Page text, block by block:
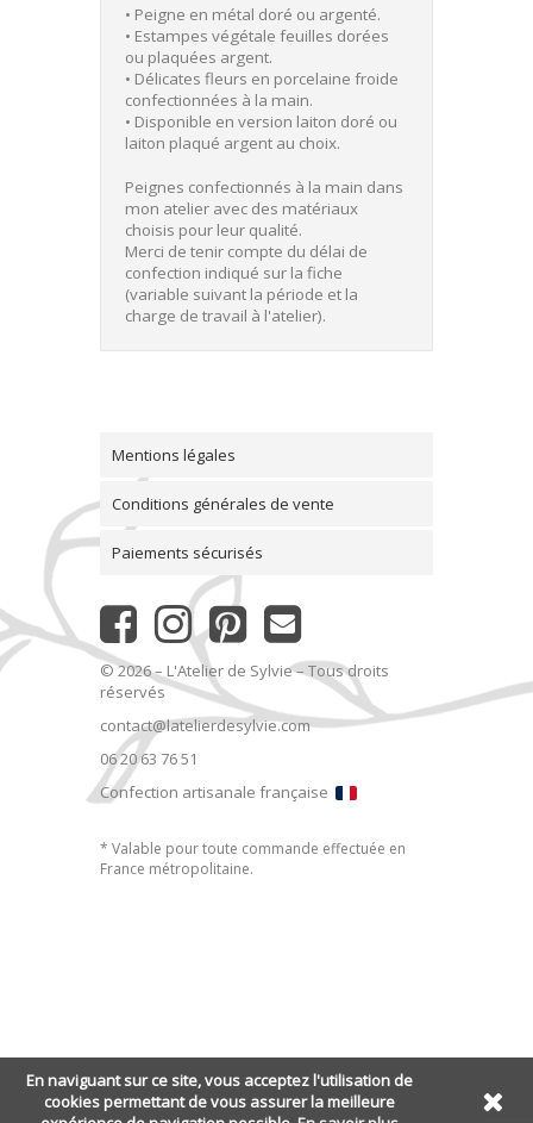
• Peigne en métal doré ou argenté.
• Estampes végétale feuilles dorées
ou plaquées argent.
• Délicates fleurs en porcelaine froide
confectionnées à la main.
• Disponible en version laiton doré ou
laiton plaqué argent au choix.
Peignes confectionnés à la main dans
mon atelier avec des matériaux
choisis pour leur qualité.
Merci de tenir compte du délai de
confection indiqué sur la fiche
(variable suivant la période et la
charge de travail à l'atelier).
Mentions légales
Conditions générales de vente
Paiements sécurisés
© 2026 – L'Atelier de Sylvie – Tous droits
réservés
contact@latelierdesylvie.com
06 20 63 76 51
Confection artisanale française
* Valable pour toute commande effectuée en
France métropolitaine.
En naviguant sur ce site, vous acceptez l'utilisation de
cookies permettant de vous assurer la meilleure